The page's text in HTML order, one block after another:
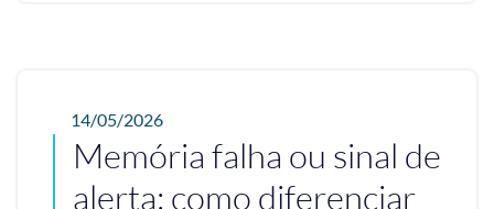
14/05/2026
Memória falha ou sinal de
alerta: como diferenciar